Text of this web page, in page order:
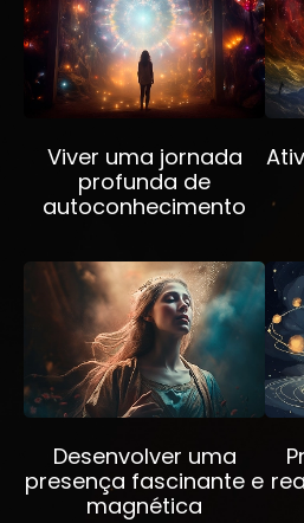
Viver uma jornada
profunda de
autoconhecimento
Desenvolver uma
presença fascinante e
magnética